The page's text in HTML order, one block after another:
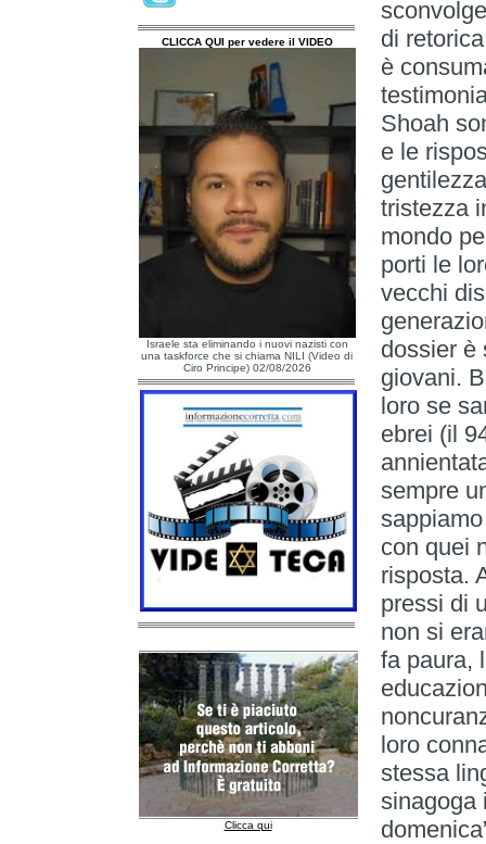
CLICCA QUI per vedere il VIDEO
Israele sta eliminando i nuovi nazisti con
una taskforce che si chiama NILI (Video di
Ciro Principe) 02/08/2026
Clicca qui
di
è
Shoah
e le
tristezza
mondo
porti le
vecchi
dossier è
giovani.
loro se
ebrei (il
sempre
con quei
risposta.
pressi di
non si
fa paura,
loro
stessa
sinagoga